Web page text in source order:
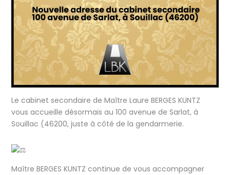
Le cabinet secondaire de Maître Laure BERGES KUNTZ
vous accueille désormais au 100 avenue de Sarlat, à
Souillac (46200, juste à côté de la gendarmerie.
Maître BERGES KUNTZ continue de vous accompagner